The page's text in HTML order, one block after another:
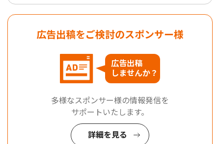
広告出稿をご検討のスポンサー様
広告出稿
しませんか？
多様なスポンサー様の情報発信を
サポートいたします。
詳細を見る